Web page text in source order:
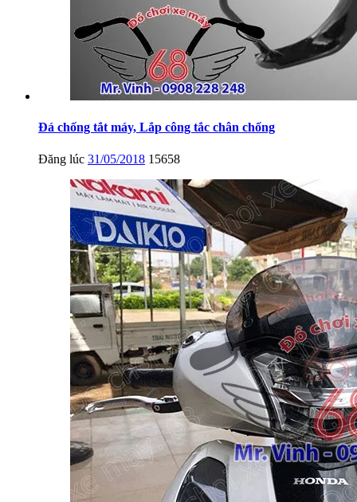
Đá chống tắt máy, Lắp công tắc chân chống
Đăng lúc 31/05/2018 15658